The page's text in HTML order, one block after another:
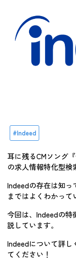
Indeed
耳に残るCMソング
の求人情報特化型検
Indeedの存在は知
まではよくわかって
今回は、Indeedの
説しています。
Indeedについて詳し
てください！